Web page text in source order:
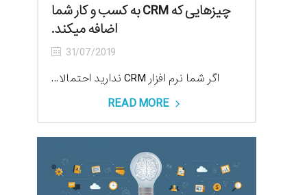
چیزهایی که CRM به کسب و کار شما
اضافه میکند.
31/07/2019
اگر شما نرم افزار CRM ندارید احتمالا...
READ MORE